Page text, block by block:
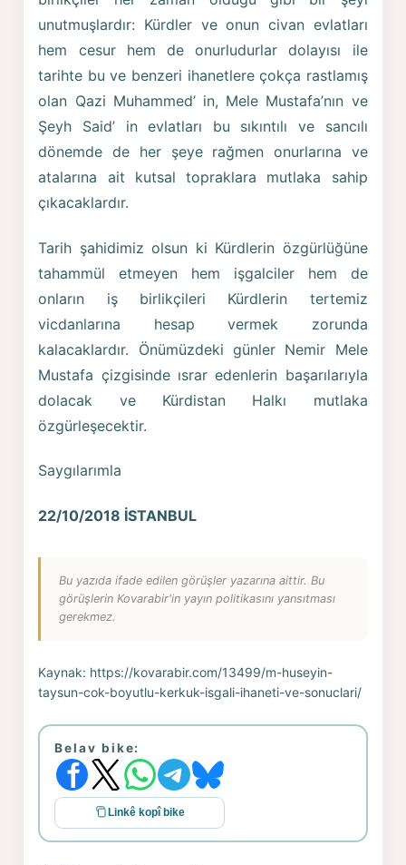
unutmuşlardır: Kürdler ve onun civan evlatları
hem cesur hem de onurludurlar dolayısı ile
tarihte bu ve benzeri ihanetlere çokça rastlamış
olan Qazi Muhammed’ in, Mele Mustafa’nın ve
Şeyh Said’ in evlatları bu sıkıntılı ve sancılı
dönemde de her şeye rağmen onurlarına ve
atalarına ait kutsal topraklara mutlaka sahip
çıkacaklardır.
Tarih şahidimiz olsun ki Kürdlerin özgürlüğüne
tahammül etmeyen hem işgalciler hem de
onların iş birlikçileri Kürdlerin tertemiz
vicdanlarına hesap vermek zorunda
kalacaklardır. Önümüzdeki günler Nemir Mele
Mustafa çizgisinde ısrar edenlerin başarılarıyla
dolacak ve Kürdistan Halkı mutlaka
özgürleşecektir.
Saygılarımla
22/10/2018 İSTANBUL
Bu yazıda ifade edilen görüşler yazarına aittir. Bu
görüşlerin Kovarabir'in yayın politikasını yansıtması
gerekmez.
Kaynak: https://kovarabir.com/13499/m-huseyin-
taysun-cok-boyutlu-kerkuk-isgali-ihaneti-ve-sonuclari/
Belav bike:
Linkê kopî bike